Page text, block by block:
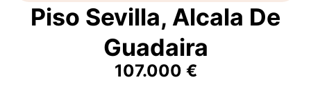
Piso Sevilla, Alcala De
Guadaira
107.000 €